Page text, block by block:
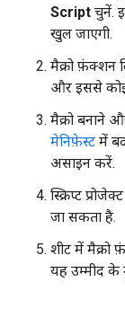
Script चुनें.
खुल जाएगी.
मैक्रो फ़ंक्शन
और इससे कोई
मैक्रो बनाने
मेनिफ़ेस्ट में
असाइन करें.
स्क्रिप्ट
जा सकता है.
शीट में मैक्रो
यह उम्मीद के